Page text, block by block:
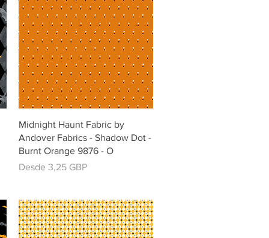
Vista rápida
Midnight Haunt Fabric by
Andover Fabrics - Shadow Dot -
Burnt Orange 9876 - O
Desde 3,25 GBP
Precio de oferta